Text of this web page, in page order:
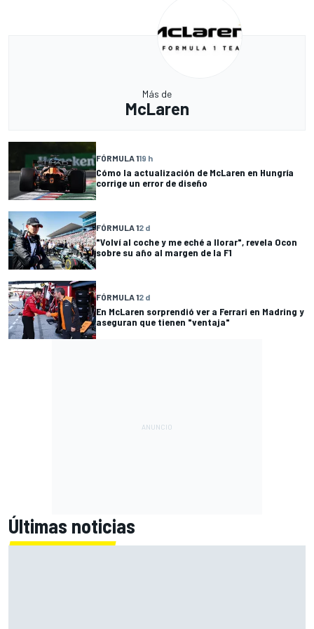
Más de
McLaren
FÓRMULA 119 h
Cómo la actualización de McLaren en Hungría
corrige un error de diseño
FÓRMULA 12 d
"Volví al coche y me eché a llorar", revela Ocon
sobre su año al margen de la F1
FÓRMULA 12 d
En McLaren sorprendió ver a Ferrari en Madring y
aseguran que tienen "ventaja"
Últimas noticias